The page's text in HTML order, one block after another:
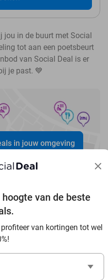
van de beste
van kortingen tot wel
jou in de buurt met Social
tot aan een poetsbeurt
van Social Deal is er
je past. 💙
in jouw omgeving
haal deal-inspiratie uit
Germany mit Rabatt, von